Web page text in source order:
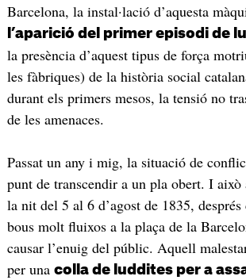
Barcelona, la instal·lació d’aquesta
l’aparició del primer episodi de
la presència d’aquest tipus de força
les fàbriques) de la història social
durant els primers mesos, la tensió no
de les amenaces.
Passat un any i mig, la situació de
punt de transcendir a un pla obert. I això
la nit del 5 al 6 d’agost de 1835, després
bous molt fluixos a la plaça de la
causar l’enuig del públic. Aquell
per una colla de luddites per a